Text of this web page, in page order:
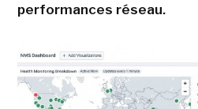
performances réseau.